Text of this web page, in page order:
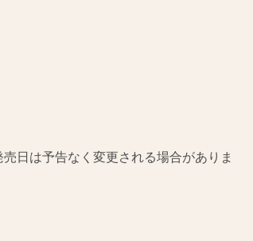
日は予告なく変更される場合がありま